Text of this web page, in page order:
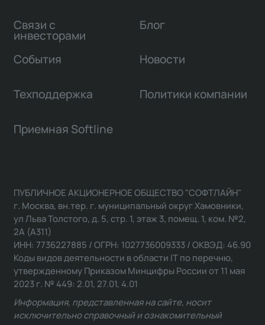
Связи с
инвесторами
Блог
События Новости
Техподдержка Политики компании
Приемная Softline
ПУБЛИЧНОЕ АКЦИОНЕРНОЕ ОБЩЕСТВО "СОФТЛАЙН"
г. Москва, вн.тер. г. муниципальный округ Хамовники,
ул Льва Толстого, д. 5, стр. 1, этаж 3, помещ. 1, ком. №2,
2А (А311)
ИНН: 7736227885 / ОГРН: 1027736009333 / ОКВЭД: 46.90
Коды видов деятельности в области IT по перечню,
утвержденному Приказом Минцифры России от 11 мая
2023 г. № 449: 2.01, 27.01, 4.01
Информация, представленная на сайте, носит
исключительно справочный и ознакомительный